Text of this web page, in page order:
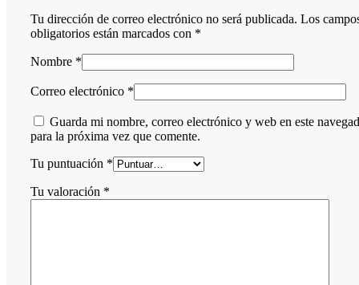
Tu dirección de correo electrónico no será publicada. Los
obligatorios están marcados con *
Nombre *
Correo electrónico *
Guarda mi nombre, correo electrónico y web en este
para la próxima vez que comente.
Tu puntuación *
Tu valoración *